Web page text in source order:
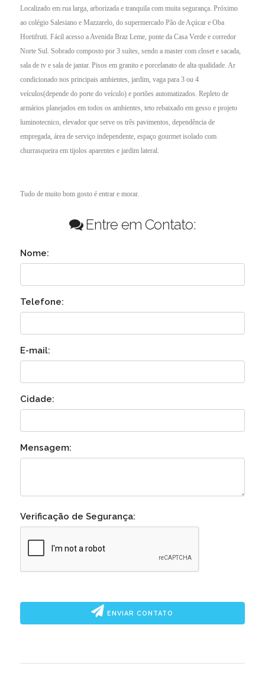
Localizado em rua larga, arborizada e tranquila com muita segurança. Próximo
ao colégio Salesiano e Mazzarelo, do supermercado Pão de Açúcar e Oba
Hortifruti. Fácil acesso a Avenida Braz Leme, ponte da Casa Verde e corredor
Norte Sul. Sobrado composto por 3 suítes, sendo a master com closet e sacada,
sala de tv e sala de jantar. Pisos em granito e porcelanato de alta qualidade. Ar
condicionado nos principais ambientes, jardim, vaga para 3 ou 4
veículos(depende do porte do veículo) e portões automatizados. Repleto de
armários planejados em todos os ambientes, teto rebaixado em gesso e projeto
luminotecnico, elevador que serve os três pavimentos, dependência de
empregada, área de serviço independente, espaço gourmet isolado com
churrasqueira em tijolos aparentes e jardim lateral.
Tudo de muito bom gosto é entrar e morar.
Entre em Contato:
Nome:
Telefone:
E-mail:
Cidade:
Mensagem:
Verificação de Segurança:
ENVIAR CONTATO